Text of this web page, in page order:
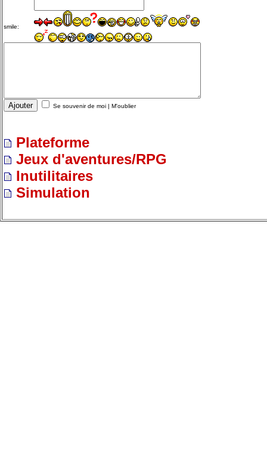
smile:
Se souvenir de moi | M'oublier
Plateforme
Jeux d'aventures/RPG
Inutilitaires
Simulation